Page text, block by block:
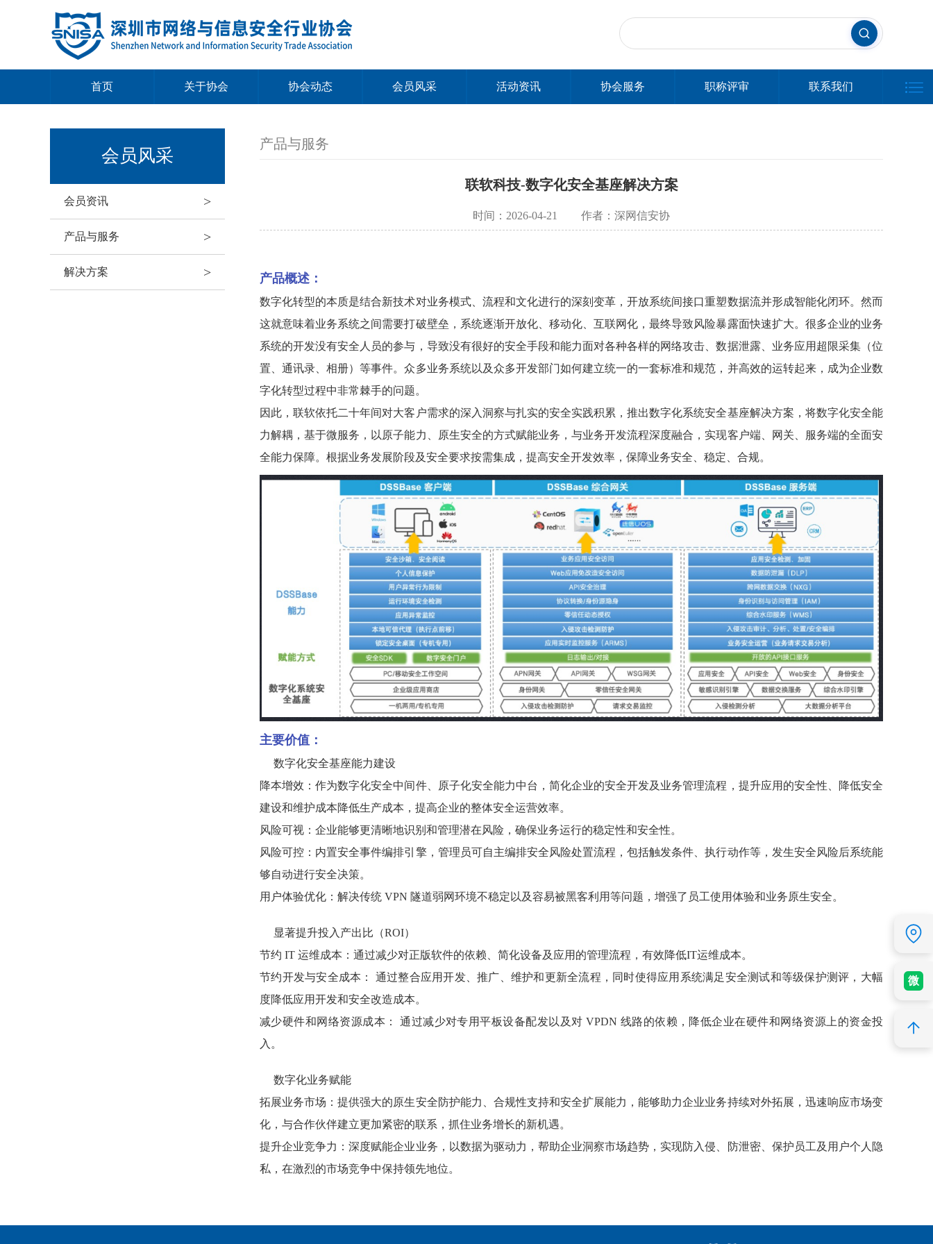
首页 关于协会 协会动态 会员风采 活动资讯 协会服务 职称评审 联系我们
会员风采
会员资讯 >
产品与服务 >
解决方案 >
产品与服务
联软科技-数字化安全基座解决方案
时间：2026-04-21 作者：深网信安协
产品概述：
数字化转型的本质是结合新技术对业务模式、流程和文化进行的深刻变革，开放系统间接口重塑数据流并形成智能化闭环。然而
这就意味着业务系统之间需要打破壁垒，系统逐渐开放化、移动化、互联网化，最终导致风险暴露面快速扩大。很多企业的业务
系统的开发没有安全人员的参与，导致没有很好的安全手段和能力面对各种各样的网络攻击、数据泄露、业务应用超限采集（位
置、通讯录、相册）等事件。众多业务系统以及众多开发部门如何建立统一的一套标准和规范，并高效的运转起来，成为企业数
字化转型过程中非常棘手的问题。
因此，联软依托二十年间对大客户需求的深入洞察与扎实的安全实践积累，推出数字化系统安全基座解决方案，将数字化安全能
力解耦，基于微服务，以原子能力、原生安全的方式赋能业务，与业务开发流程深度融合，实现客户端、网关、服务端的全面安
全能力保障。根据业务发展阶段及安全要求按需集成，提高安全开发效率，保障业务安全、稳定、合规。
主要价值：
数字化安全基座能力建设
降本增效：作为数字化安全中间件、原子化安全能力中台，简化企业的安全开发及业务管理流程，提升应用的安全性、降低安全
建设和维护成本降低生产成本，提高企业的整体安全运营效率。
风险可视：企业能够更清晰地识别和管理潜在风险，确保业务运行的稳定性和安全性。
风险可控：内置安全事件编排引擎，管理员可自主编排安全风险处置流程，包括触发条件、执行动作等，发生安全风险后系统能
够自动进行安全决策。
用户体验优化：解决传统 VPN 隧道弱网环境不稳定以及容易被黑客利用等问题，增强了员工使用体验和业务原生安全。
显著提升投入产出比（ROI）
节约 IT 运维成本：通过减少对正版软件的依赖、简化设备及应用的管理流程，有效降低IT运维成本。
节约开发与安全成本： 通过整合应用开发、推广、维护和更新全流程，同时使得应用系统满足安全测试和等级保护测评，大幅
度降低应用开发和安全改造成本。
减少硬件和网络资源成本： 通过减少对专用平板设备配发以及对 VPDN 线路的依赖，降低企业在硬件和网络资源上的资金投
入。
数字化业务赋能
拓展业务市场：提供强大的原生安全防护能力、合规性支持和安全扩展能力，能够助力企业业务持续对外拓展，迅速响应市场变
化，与合作伙伴建立更加紧密的联系，抓住业务增长的新机遇。
提升企业竞争力：深度赋能企业业务，以数据为驱动力，帮助企业洞察市场趋势，实现防入侵、防泄密、保护员工及用户个人隐
私，在激烈的市场竞争中保持领先地位。
微